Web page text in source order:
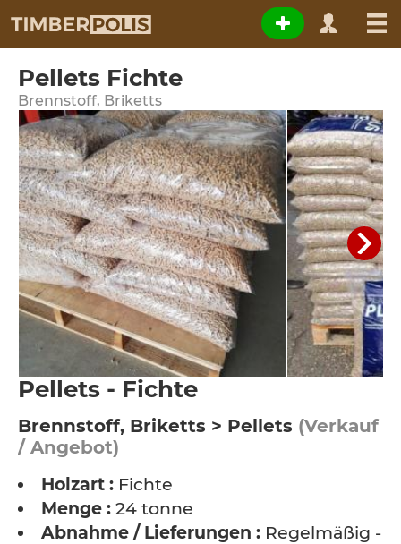
Pellets Fichte
Brennstoff, Briketts
Pellets - Fichte
Brennstoff, Briketts > Pellets (Verkauf
/ Angebot)
Holzart : Fichte
Menge : 24 tonne
Abnahme / Lieferungen : Regelmäßig -